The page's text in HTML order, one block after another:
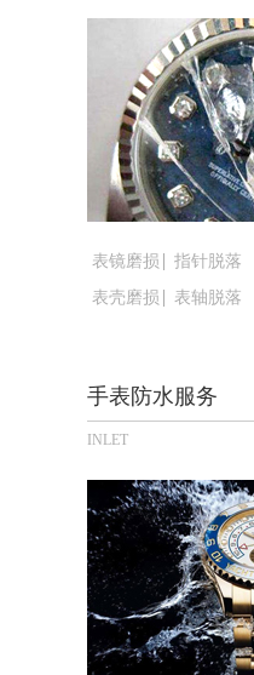
表镜磨损 指针脱落
表壳磨损
表轴脱落
手表防水服务
INLET